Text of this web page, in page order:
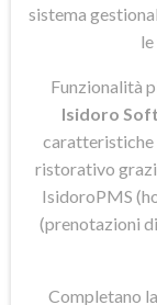
sistema
Funzionalità
Isidoro
ristorativo
IsidoroPMS
(prenotazioni
Completano